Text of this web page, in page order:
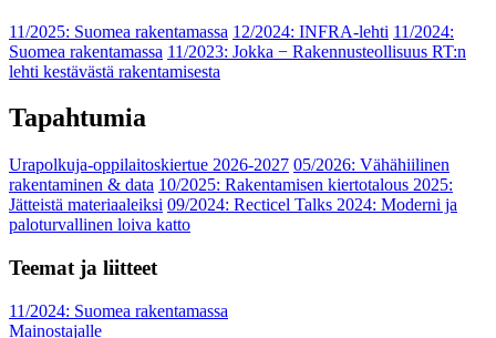
11/2025: Suomea rakentamassa 12/2024: INFRA-lehti 11/2024:
Suomea rakentamassa 11/2023: Jokka − Rakennusteollisuus RT:n
lehti kestävästä rakentamisesta
Tapahtumia
Urapolkuja-oppilaitoskiertue 2026-2027 05/2026: Vähähiilinen
rakentaminen & data 10/2025: Rakentamisen kiertotalous 2025:
Jätteistä materiaaleiksi 09/2024: Recticel Talks 2024: Moderni ja
paloturvallinen loiva katto
Teemat ja liitteet
11/2024: Suomea rakentamassa
Mainostajalle